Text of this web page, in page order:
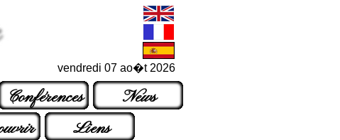
vendredi 07 ao�t 2026
Conférences
News
Liens